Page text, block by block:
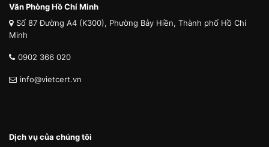
Văn Phòng Hồ Chí Minh
Số 87 Đường A4 (K300), Phường Bảy Hiền, Thành phố Hồ Chí
Minh
0902 366 020
info@vietcert.vn
Dịch vụ của chúng tôi